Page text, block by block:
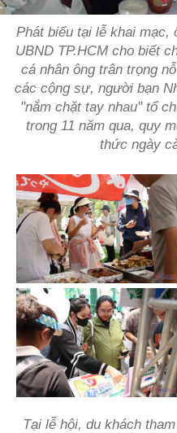
Phát biểu tại lễ khai mạc,
UBND TP.HCM cho biết
cá nhân ông trân trọng
các cộng sự, người bạn
"nắm chặt tay nhau" tổ
trong 11 năm qua, quy
thức ngày
Tại lễ hội, du khách